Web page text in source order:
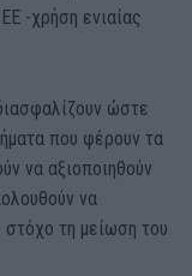
-χρήση ενιαίας
ώστε
που φέρουν τα
να αξιοποιηθούν
να
στόχο τη μείωση του